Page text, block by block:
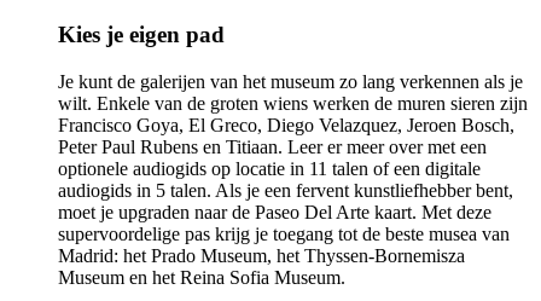
Kies je eigen pad
Je kunt de galerijen van het museum zo lang verkennen als je
wilt. Enkele van de groten wiens werken de muren sieren zijn
Francisco Goya, El Greco, Diego Velazquez, Jeroen Bosch,
Peter Paul Rubens en Titiaan. Leer er meer over met een
optionele audiogids op locatie in 11 talen of een digitale
audiogids in 5 talen. Als je een fervent kunstliefhebber bent,
moet je upgraden naar de Paseo Del Arte kaart. Met deze
supervoordelige pas krijg je toegang tot de beste musea van
Madrid: het Prado Museum, het Thyssen-Bornemisza
Museum en het Reina Sofia Museum.